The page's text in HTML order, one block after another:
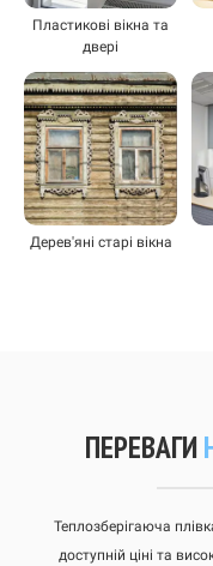
Пластикові вікна та
двері
Дерев'яні старі вікна
ПЕРЕВАГИ
Теплозберігаюча
доступній ціні та